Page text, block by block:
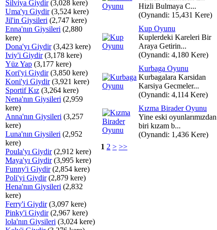
Silviya Giydir(3,028 kere)
Uma'yı Giydir(3,524 kere)
Jil'in Giysileri (2,747 kere)
Enna'nın Giysileri (2,880
kere)
Dona'yı Giydir(3,423 kere)
Iviy'i Giydir(3,178 kere)
Yüz Yap (3,177 kere)
Kori'yi Giydir(3,850 kere)
Koni'yi Giydir(3,921 kere)
Sportif Kız (3,264 kere)
Nena'nın Giysileri (2,959
kere)
Anna'nın Giysileri (3,257
kere)
Luna'nın Giysileri (2,952
kere)
Poula'yı Giydir(2,912 kere)
Maya'yı Giydir(3,995 kere)
Funny'i Giydir(2,854 kere)
Poli'yi Giydir(2,879 kere)
Hena'nın Giysileri (2,832
kere)
Ferry'i Giydir(3,097 kere)
Pinky'i Giydir(2,967 kere)
lola'nın Giysileri (3,024 kere)
Hizli Bulmaya C...
(Oynandi: 15,431 Kere)
Kup Oyunu
Kuplerdeki Kareleri Bir
Araya Getirin...
(Oynandi: 4,180 Kere)
Kurbaga Oyunu
Kurbagalara Karsidan
Karsiya Gecmeler...
(Oynandi: 4,114 Kere)
Kızma Birader Oyunu
Yine eski oyunlarımızdan
biri kızam b...
(Oynandi: 1,436 Kere)
1 2 > >>